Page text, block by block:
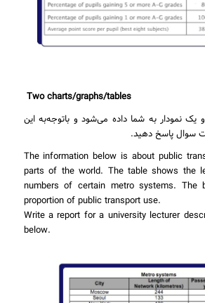
Two charts/graphs/tables
نمودار به شما داده می‌شود و باتوجه‌به این
سوال پاسخ دهید.
The information below is about public
parts of the world. The table shows the
numbers of certain metro systems. The
proportion of public transport use.
Write a report for a university lecturer
below.